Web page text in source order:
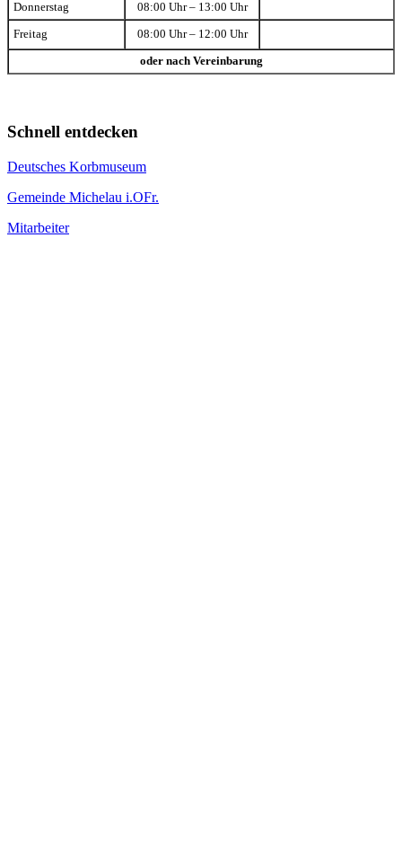
Donnerstag 08:00 Uhr – 13:00 Uhr
Freitag 08:00 Uhr – 12:00 Uhr
oder nach Vereinbarung
Schnell entdecken
Deutsches Korbmuseum
Gemeinde Michelau i.OFr.
Mitarbeiter